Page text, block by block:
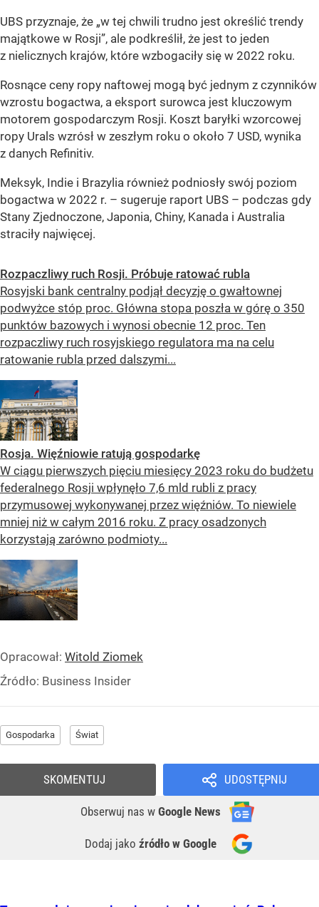
UBS przyznaje, że „w tej chwili trudno jest określić trendy
majątkowe w Rosji”, ale podkreślił, że jest to jeden
z nielicznych krajów, które wzbogaciły się w 2022 roku.
Rosnące ceny ropy naftowej mogą być jednym z czynników
wzrostu bogactwa, a eksport surowca jest kluczowym
motorem gospodarczym Rosji. Koszt baryłki wzorcowej
ropy Urals wzrósł w zeszłym roku o około 7 USD, wynika
z danych Refinitiv.
Meksyk, Indie i Brazylia również podniosły swój poziom
bogactwa w 2022 r. – sugeruje raport UBS – podczas gdy
Stany Zjednoczone, Japonia, Chiny, Kanada i Australia
straciły najwięcej.
Rozpaczliwy ruch Rosji. Próbuje ratować rubla
Rosyjski bank centralny podjął decyzję o gwałtownej
podwyżce stóp proc. Główna stopa poszła w górę o 350
punktów bazowych i wynosi obecnie 12 proc. Ten
rozpaczliwy ruch rosyjskiego regulatora ma na celu
ratowanie rubla przed dalszymi...
Rosja. Więźniowie ratują gospodarkę
W ciągu pierwszych pięciu miesięcy 2023 roku do budżetu
federalnego Rosji wpłynęło 7,6 mld rubli z pracy
przymusowej wykonywanej przez więźniów. To niewiele
mniej niż w całym 2016 roku. Z pracy osadzonych
korzystają zarówno podmioty...
Opracował: Witold Ziomek
Źródło: Business Insider
Gospodarka Świat
UDOSTĘPNIJ
Obserwuj nas w Google News
Dodaj jako źródło w Google
SKOMENTUJ